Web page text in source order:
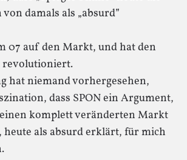
damals als „absurd”
07 auf den Markt, und hat den
hat niemand vorhergesehen,
dass SPON ein Argument,
komplett veränderten Markt
als absurd erklärt, für mich